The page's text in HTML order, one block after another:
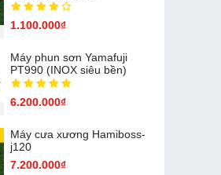
1.100.000₫
Máy phun sơn Yamafuji
PT990 (INOX siêu bền)
6.200.000₫
Máy cưa xương Hamiboss-
j120
7.200.000₫